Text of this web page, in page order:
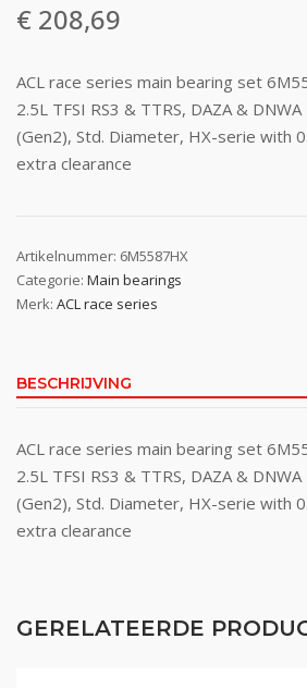
€ 208,69
ACL race series main bearing set
2.5L TFSI RS3 & TTRS, DAZA &
(Gen2), Std. Diameter, HX-serie with
extra clearance
Artikelnummer: 6M5587HX
Categorie: Main bearings
Merk: ACL race series
BESCHRIJVING
ACL race series main bearing set
2.5L TFSI RS3 & TTRS, DAZA &
(Gen2), Std. Diameter, HX-serie with
extra clearance
GERELATEERDE